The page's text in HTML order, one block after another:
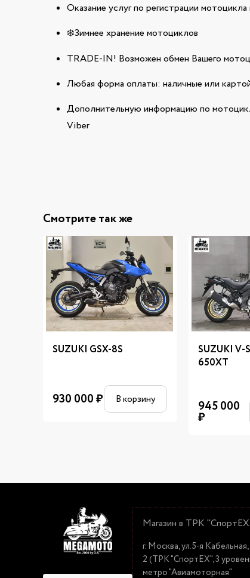
Оказание услуг по регистрации
❄️Зимнее хранение мотоциклов
TRADE-IN! Возможен обмен Вашего
Любая форма оплаты: наличные или
Дополнительную информацию по
Viber
Смотрите так же
SUZUKI GSX-8S
930 000₽ В корзину
SUZUKI V-
650XT
945 000
₽
Магазин в ТРК
г. Москва, ул.5-я
2 (ТРК "СпортЕХ", 3
метро "Авиамоторная"